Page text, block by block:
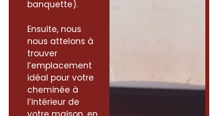
banquette).
Ensuite, nous
nous attelons à
trouver
l’emplacement
idéal pour votre
cheminée à
l’intérieur de